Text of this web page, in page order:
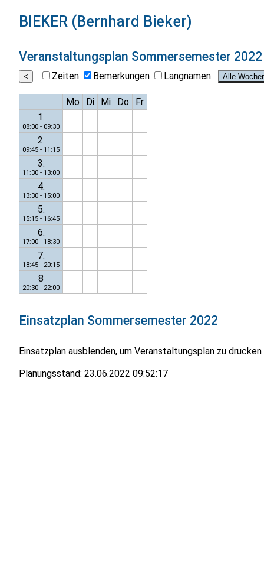
BIEKER (Bernhard Bieker)
Veranstaltungsplan Sommersemester 2022
Zeiten Bemerkungen Langnamen
Mo Di Mi Do
Fr
1.
08:00 - 09:30
2.
09:45 - 11:15
3.
11:30 - 13:00
4.
13:30 - 15:00
5.
15:15 - 16:45
6.
17:00 - 18:30
7.
18:45 - 20:15
8
20:30 - 22:00
Einsatzplan Sommersemester 2022
Einsatzplan ausblenden, um Veranstaltungsplan zu drucken
Planungsstand: 23.06.2022 09:52:17